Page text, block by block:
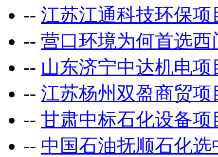
-- 江苏江通科技环保项
-- 营口环境为何首选
-- 山东济宁中达机电项
-- 江苏杨州双盈商贸项
-- 甘肃中标石化设备项
-- 中国石油抚顺石化